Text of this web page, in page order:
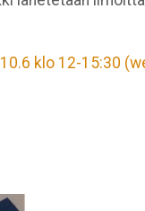
klo 12-15:30